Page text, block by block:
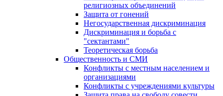
религиозных объединений
Защита от гонений
Негосударственная дискриминация
Дискриминация и борьба с
"сектантами"
Теоретическая борьба
Общественность и СМИ
Конфликты с местным населением и
организациями
Конфликты с учреждениями культуры